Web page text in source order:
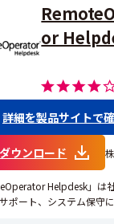
or
詳細を製品サイトで
ウンロード
Helpdesk」は
ポート、システム保守